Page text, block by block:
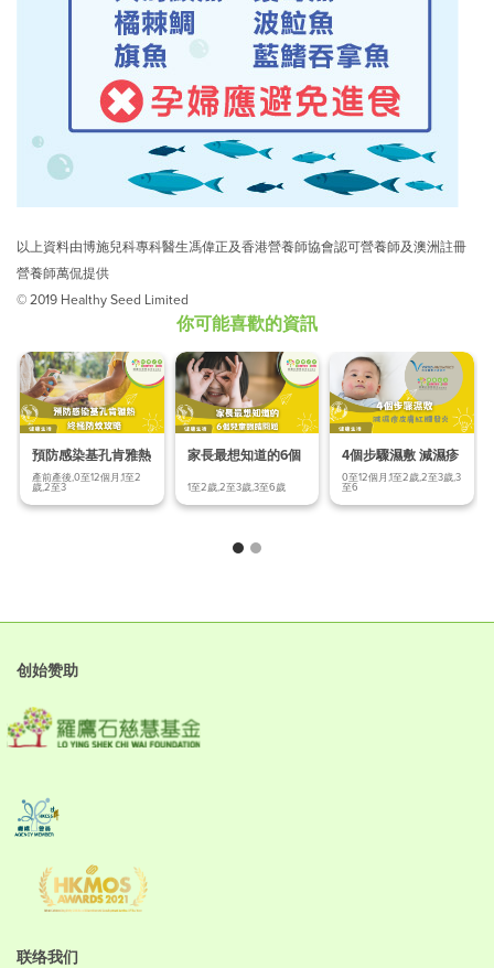
以上資料由博施兒科專科醫生馮偉正及香港營養師協會認可營養師及澳洲註冊
營養師萬侃提供
© 2019 Healthy Seed Limited
你可能喜歡的資訊
預防感染基孔肯雅熱
終極防蚊
產前產後,0至12個月,1至2
歲,2至3
家長最想知道的6個
1至2歲,2至3歲,3至6歲
4個步驟濕敷 減濕疹
皮膚紅腫發炎
0至12個月,1至2歲,2至3歲,3
至6
创始赞助
联络我们